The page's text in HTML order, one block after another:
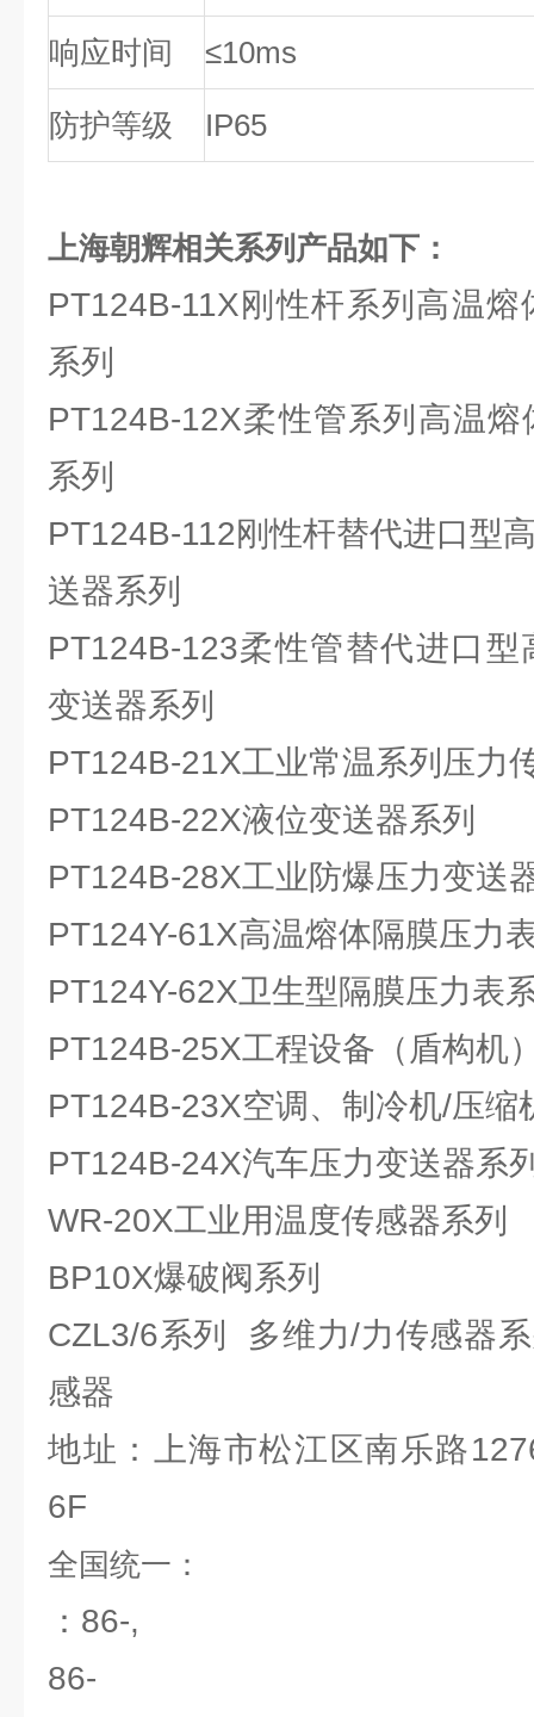
响应时间 ≤10ms
防护等级 IP65
上海朝辉相关系列产品如下：
PT124B-11X刚性杆系列高温
系列
PT124B-12X柔性管系列高温
系列
PT124B-112刚性杆替代进口型
送器系列
PT124B-123柔性管替代进口
变送器系列
PT124B-21X工业常温系列压力
PT124B-22X液位变送器系列
PT124B-28X工业防爆压力变送
PT124Y-61X高温熔体隔膜压力
PT124Y-62X卫生型隔膜压力表
PT124B-25X工程设备（盾构机
PT124B-23X空调、制冷机/压缩
PT124B-24X汽车压力变送器系
WR-20X工业用温度传感器系列
BP10X爆破阀系列
CZL3/6系列 多维力/力传感器
感器
地址：上海市松江区南乐路
6F
全国统一：
：86-,
86-